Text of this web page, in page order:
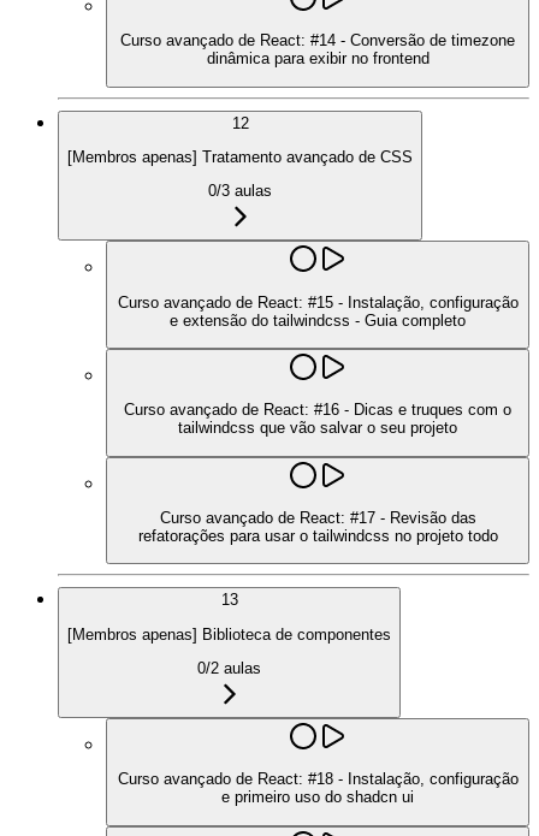
Curso avançado de React: #14 - Conversão de timezone
dinâmica para exibir no frontend
12
[Membros apenas] Tratamento avançado de CSS
0/3 aulas
Curso avançado de React: #15 - Instalação, configuração
e extensão do tailwindcss - Guia completo
Curso avançado de React: #16 - Dicas e truques com o
tailwindcss que vão salvar o seu projeto
Curso avançado de React: #17 - Revisão das
refatorações para usar o tailwindcss no projeto todo
13
[Membros apenas] Biblioteca de componentes
0/2 aulas
Curso avançado de React: #18 - Instalação, configuração
e primeiro uso do shadcn ui